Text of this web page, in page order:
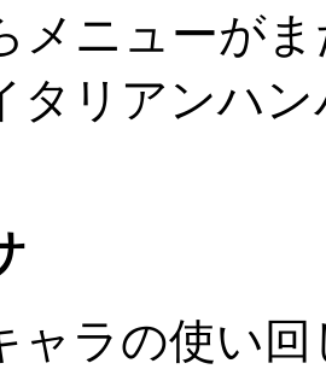
メニューが
タリアンハ
ャラの使い